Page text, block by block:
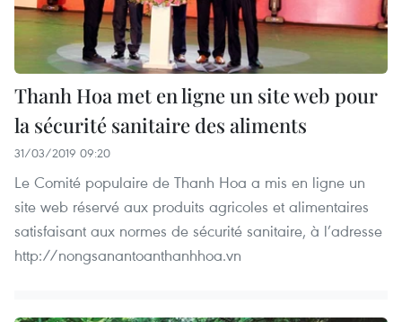
Thanh Hoa met en ligne un site web pour
la sécurité sanitaire des aliments
31/03/2019 09:20
Le Comité populaire de Thanh Hoa a mis en ligne un
site web réservé aux produits agricoles et alimentaires
satisfaisant aux normes de sécurité sanitaire, à l’adresse
http://nongsanantoanthanhhoa.vn